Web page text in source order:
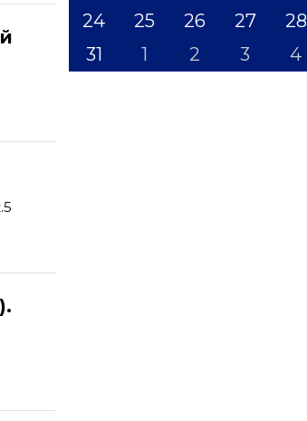
24
25 26 27 28
31
1 2 3 4